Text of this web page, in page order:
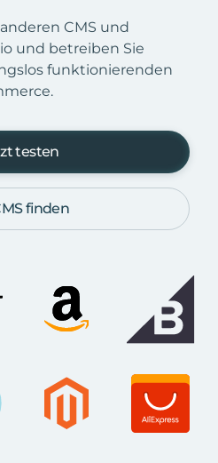
CMS und
und betreiben Sie
funktionierenden
testen
finden